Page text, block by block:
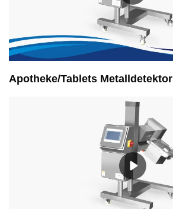
Apotheke/Tablets Metalldetektor